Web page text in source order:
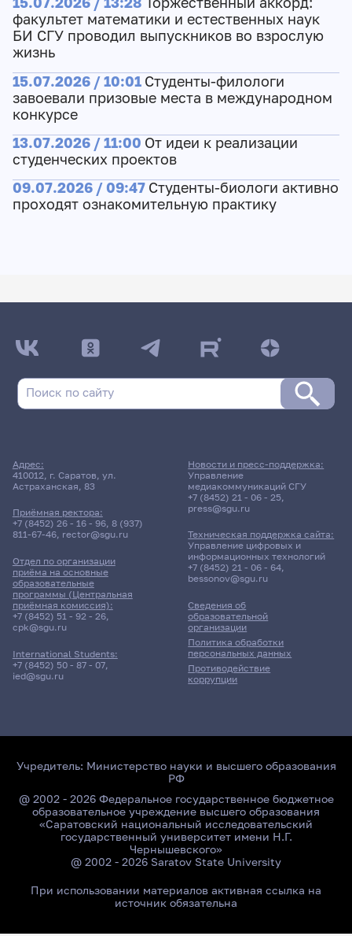
факультет математики и естественных наук
БИ СГУ проводил выпускников во взрослую
жизнь
15.07.2026 / 10:01 Студенты-филологи
завоевали призовые места в международном
конкурсе
13.07.2026 / 11:00 От идеи к реализации
студенческих проектов
09.07.2026 / 09:47 Студенты-биологи активно
проходят ознакомительную практику
Адрес:
410012, г. Саратов, ул.
Астраханская, 83
Приёмная ректора:
+7 (8452) 26 - 16 - 96, 8 (937)
811-67-46, rector@sgu.ru
Отдел по организации
приёма на основные
образовательные
программы (Центральная
приёмная комиссия):
+7 (8452) 51 - 92 - 26,
cpk@sgu.ru
International Students:
+7 (8452) 50 - 87 - 07,
ied@sgu.ru
Сведения об
образовательной
организации
Политика обработки
персональных данных
Противодействие
коррупции
Новости и пресс-поддержка:
Управление
медиакоммуникаций СГУ
+7 (8452) 21 - 06 - 25,
press@sgu.ru
Техническая поддержка сайта:
Управление цифровых и
информационных технологий
+7 (8452) 21 - 06 - 64,
bessonov@sgu.ru
Учредитель: Министерство науки и высшего образования
РФ
@ 2002 - 2026 Федеральное государственное бюджетное
образовательное учреждение высшего образования
«Саратовский национальный исследовательский
государственный университет имени Н.Г.
Чернышевского»
@ 2002 - 2026 Saratov State University
При использовании материалов активная ссылка на
источник обязательна